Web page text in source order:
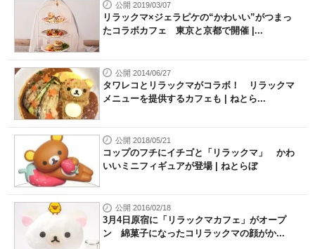
公開 2019/03/07
リラックマ×ジェラピケの“かわいい”がつまっ
たコラボカフェ 東京と京都で開催 |...
公開 2014/06/27
タワレコとリラックマがコラボ！ リラックマ
メニューを提供するカフェも | ねとら...
公開 2018/05/21
コップのフチにイチゴと「リラックマ」 かわ
いいミニフィギュアが登場 | ねとらぼ
公開 2016/02/18
3月4日原宿に「リラックマカフェ」がオープ
ン 綿菓子になったコリラックマの顔がか...